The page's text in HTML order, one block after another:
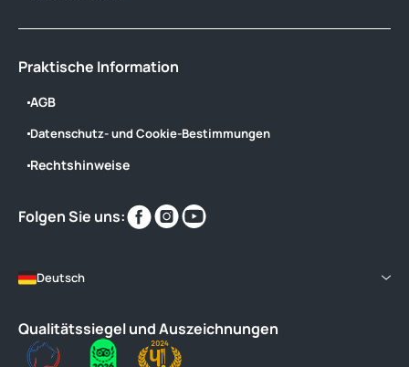
Praktische Information
AGB
Datenschutz- und Cookie-Bestimmungen
Rechtshinweise
Folgen Sie uns:
Finden
Sie
Finden
Sie
Deutsch
Qualitätssiegel und Auszeichnungen